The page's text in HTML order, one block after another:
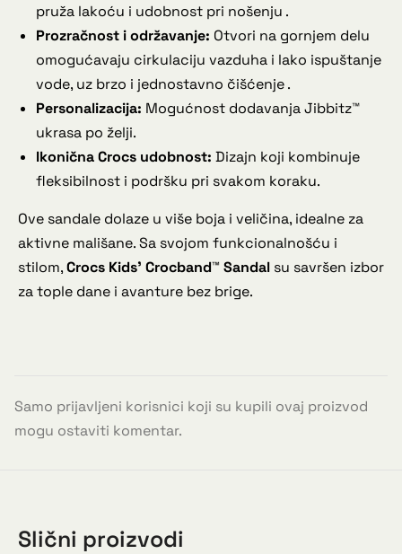
pruža lakoću i udobnost pri nošenju .
Prozračnost i održavanje: Otvori na gornjem delu
omogućavaju cirkulaciju vazduha i lako ispuštanje
vode, uz brzo i jednostavno čišćenje .
Personalizacija: Mogućnost dodavanja Jibbitz™
ukrasa po želji.
Ikonična Crocs udobnost: Dizajn koji kombinuje
fleksibilnost i podršku pri svakom koraku.
Ove sandale dolaze u više boja i veličina, idealne za
aktivne mališane. Sa svojom funkcionalnošću i
stilom,Crocs Kids’ Crocband™ Sandal su savršen izbor
za tople dane i avanture bez brige.
Samo prijavljeni korisnici koji su kupili ovaj proizvod
mogu ostaviti komentar.
Slični proizvodi